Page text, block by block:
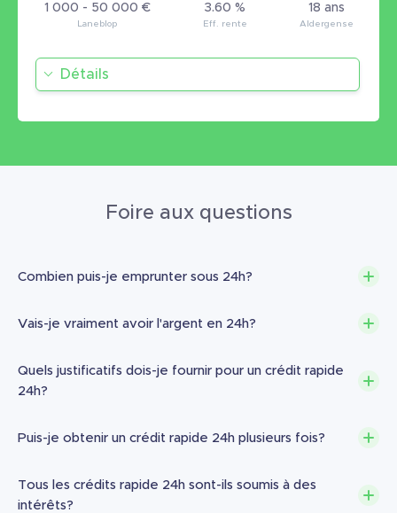
1 000 - 50 000 € 3.60 % 18 ans
Détails
Foire aux questions
Combien puis-je emprunter sous 24h?
Vais-je vraiment avoir l'argent en 24h?
Quels justificatifs dois-je fournir pour un crédit rapide
24h?
Puis-je obtenir un crédit rapide 24h plusieurs fois?
Tous les crédits rapide 24h sont-ils soumis à des
intérêts?